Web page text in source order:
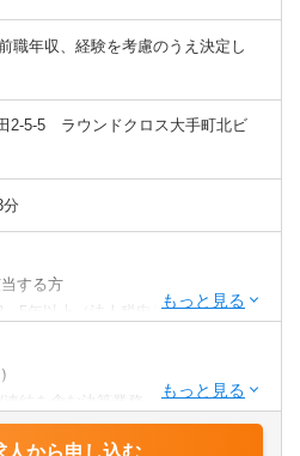
職年収、経験を考慮のうえ決定し
2-5-5 ラウンドクロス大手町北ビ
する方
5年以上（法人税申告書作成経験必
者以上（簿財+法人or消費or相続）
結を含む決算業務